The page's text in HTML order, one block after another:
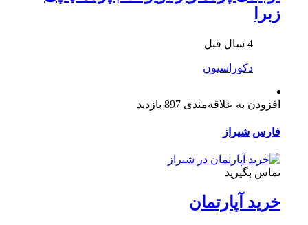
زبرا
4 سال قبل
دکوراسیون
افزودن به علاقه‌مندی 897 بازدید
فارس شیراز
تماس بگیرید
خرید آپارتمان